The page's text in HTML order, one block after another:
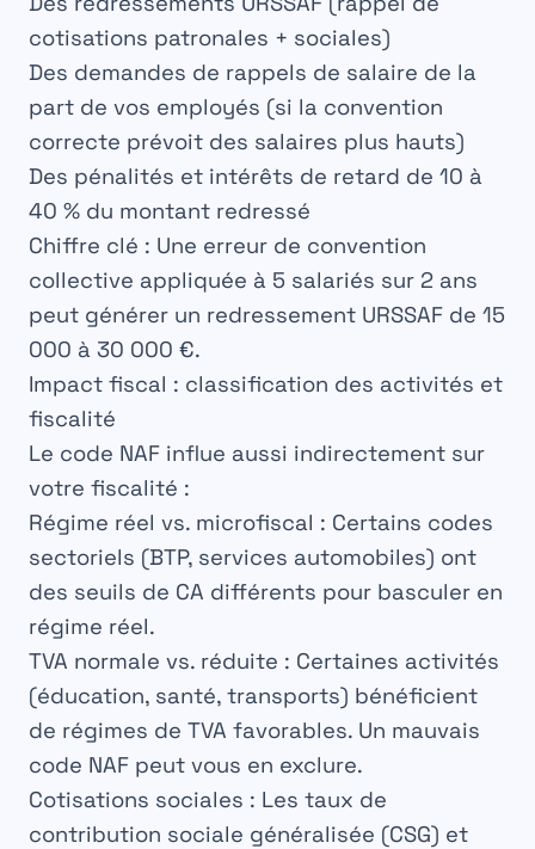
cotisations patronales + sociales)
Des demandes de rappels de salaire de la
part de vos employés (si la convention
correcte prévoit des salaires plus hauts)
Des pénalités et intérêts de retard de 10 à
40 % du montant redressé
Chiffre clé : Une erreur de convention
collective appliquée à 5 salariés sur 2 ans
peut générer un redressement URSSAF de 15
000 à 30 000 €.
Impact fiscal : classification des activités et
fiscalité
Le code NAF influe aussi indirectement sur
votre fiscalité :
Régime réel vs. microfiscal : Certains codes
sectoriels (BTP, services automobiles) ont
des seuils de CA différents pour basculer en
régime réel.
TVA normale vs. réduite : Certaines activités
(éducation, santé, transports) bénéficient
de régimes de TVA favorables. Un mauvais
code NAF peut vous en exclure.
Cotisations sociales : Les taux de
contribution sociale généralisée (CSG) et